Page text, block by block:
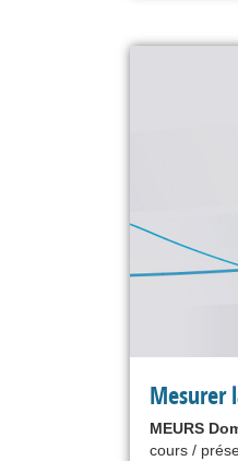
Mesurer
MEURS
cours /